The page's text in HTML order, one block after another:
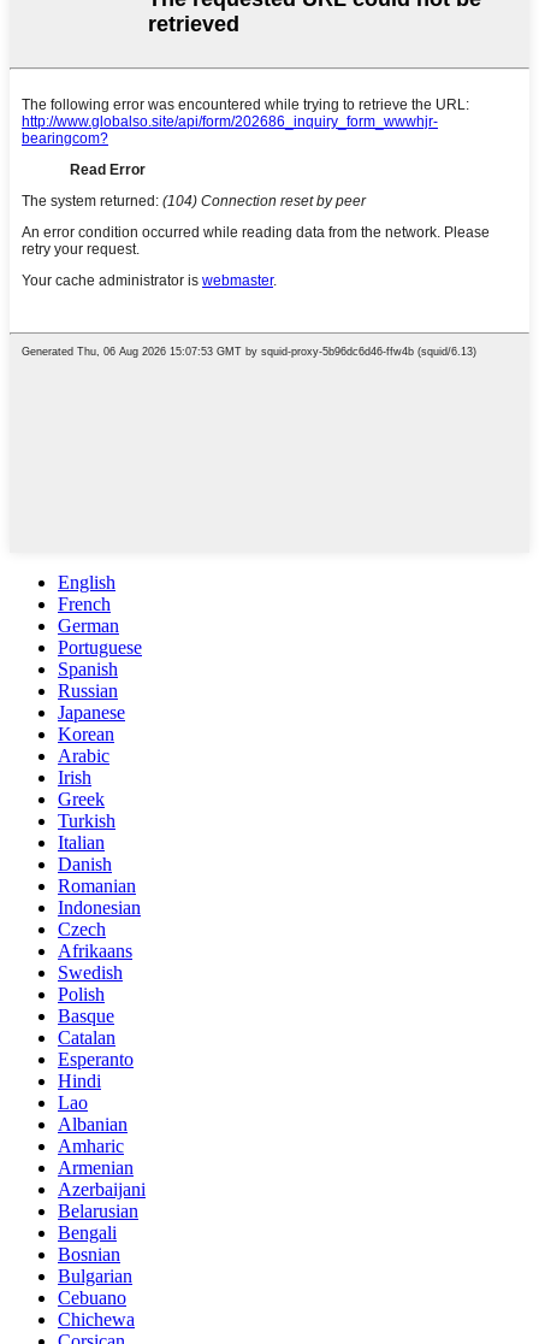
English
French
German
Portuguese
Spanish
Russian
Japanese
Korean
Arabic
Irish
Greek
Turkish
Italian
Danish
Romanian
Indonesian
Czech
Afrikaans
Swedish
Polish
Basque
Catalan
Esperanto
Hindi
Lao
Albanian
Amharic
Armenian
Azerbaijani
Belarusian
Bengali
Bosnian
Bulgarian
Cebuano
Chichewa